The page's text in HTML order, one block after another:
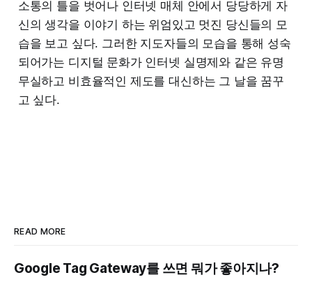
소통의 틀을 벗어나 인터넷 매체 안에서 당당하게 자
신의 생각을 이야기 하는 위엄있고 멋진 당신들의 모
습을 보고 싶다. 그러한 지도자들의 모습을 통해 성숙
되어가는 디지털 문화가 인터넷 실명제와 같은 유명
무실하고 비효율적인 제도를 대신하는 그 날을 꿈꾸
고 싶다.
READ MORE
Google Tag Gateway를 쓰면 뭐가 좋아지나?